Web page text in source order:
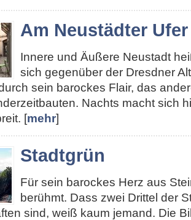
Am Neustädter Ufer
Innere und Äußere Neustadt
sich gegenüber der Dresdner
sein barockes Flair, das
Nachts macht sich
[mehr]
Stadtgrün
Für sein barockes Herz aus
berühmt. Dass zwei Drittel der
sind, weiß kaum jemand. Die